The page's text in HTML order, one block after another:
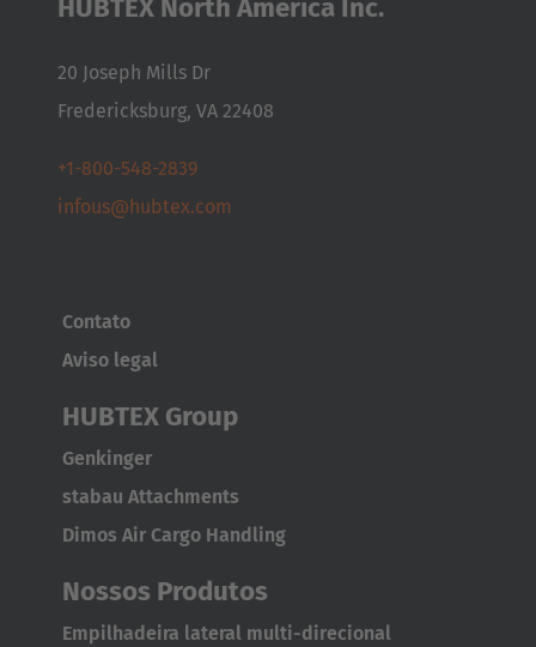
Italia
Luxembourg
HUBTEX North America Inc.
20 Joseph Mills Dr
Fredericksburg, VA 22408
+1-800-548-2839
infous@hubtex.com
Contato
Aviso legal
HUBTEX Group
Genkinger
stabau Attachments
Dimos Air Cargo Handling
Nossos Produtos
Empilhadeira lateral multi-direcional